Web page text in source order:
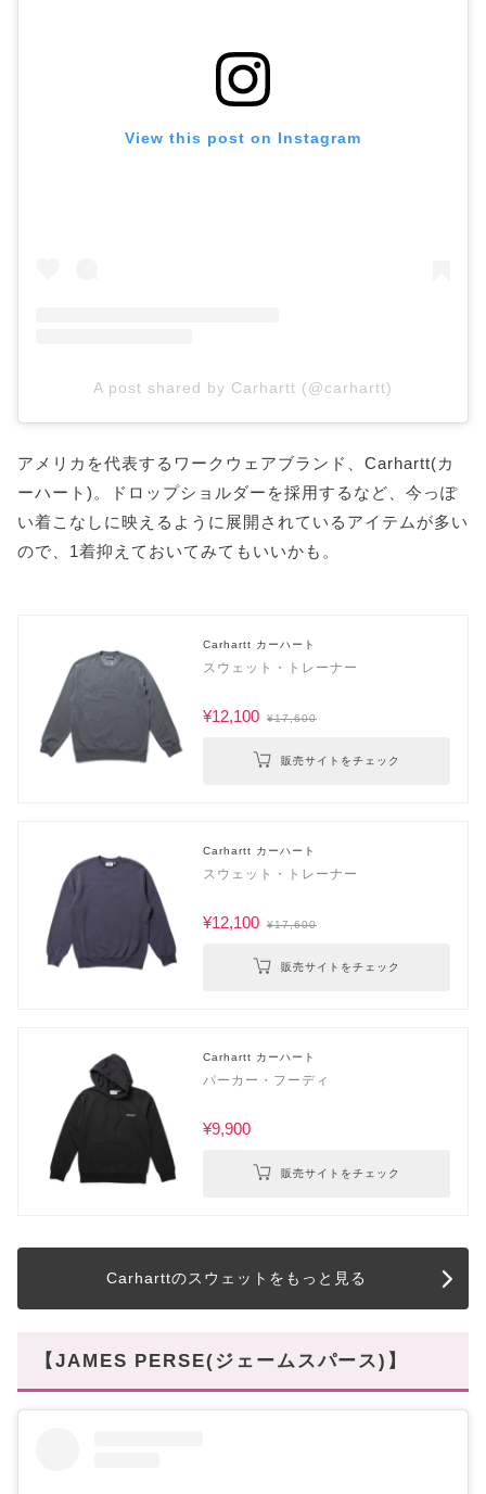
View this post on Instagram
A post shared by Carhartt (@carhartt)
アメリカを代表するワークウェアブランド、Carhartt(カ
ーハート)。ドロップショルダーを採用するなど、今っぽ
い着こなしに映えるように展開されているアイテムが多い
ので、1着抑えておいてみてもいいかも。
Carhartt カーハート
スウェット・トレーナー
¥12,100 ¥17,600
販売サイトをチェック
Carhartt カーハート
スウェット・トレーナー
¥12,100 ¥17,600
販売サイトをチェック
Carhartt カーハート
パーカー・フーディ
¥9,900
販売サイトをチェック
Carharttのスウェットをもっと見る
【JAMES PERSE(ジェームスパース)】